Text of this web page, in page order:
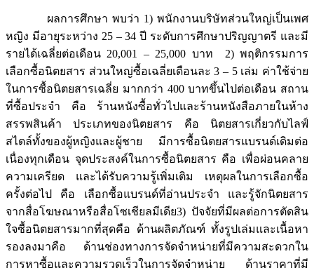
ผลการศึกษา พบว่า 1) พนักงานบริษัทส่วนใหญ่เป็นเพศ
หญิง มีอายุระหว่าง 25 – 34 ปี ระดับการศึกษาปริญญาตรี และมี
รายได้เฉลี่ยต่อเดือน 20,001 – 25,000 บาท 2) พฤติกรรมการ
เลือกซื้อนิตยสาร ส่วนใหญ่ซื้อเฉลี่ยเดือนละ 3 – 5 เล่ม ค่าใช้จ่าย
ในการซื้อนิตยสารเฉลี่ย มากกว่า 400 บาทขึ้นไปต่อเดือน สถาน
ที่ซื้อประจำ คือ ร้านหนังซื้อทั่วไปและร้านหนังสือภายในห้าง
สรรพสินค้า ประเภทของนิตยสาร คือ นิตยสารเกี่ยวกับไลฟ์
สไตล์ทั้งของผู้หญิงและผู้ชาย มีการซื้อนิตยสารแบรนด์เดิมต่อ
เนื่องทุกเดือน จุดประสงค์ในการซื้อนิตยสาร คือ เพื่อผ่อนคลาย
ความเครียด และได้รับความรู้เพิ่มเติม เหตุผลในการเลือกซื้อ
ครั้งต่อไป คือ เลือกซื้อแบรนด์ที่อ่านประจำ และรู้จักนิตยสาร
จากสื่อโฆษณาหรือสื่อโซเชียลมีเดีย3) ปัจจัยที่มีผลต่อการตัดสิน
ใจซื้อนิตยสารมากที่สุดคือ ด้านผลิตภัณฑ์ ทั้งรูปเล่มและเนื้อหา
รองลงมาคือ ด้านช่องทางการจัดจำหน่ายที่มีความสะดวกใน
การหาซื้อและความรวดเร็วในการจัดจำหน่าย ด้านราคาที่มี